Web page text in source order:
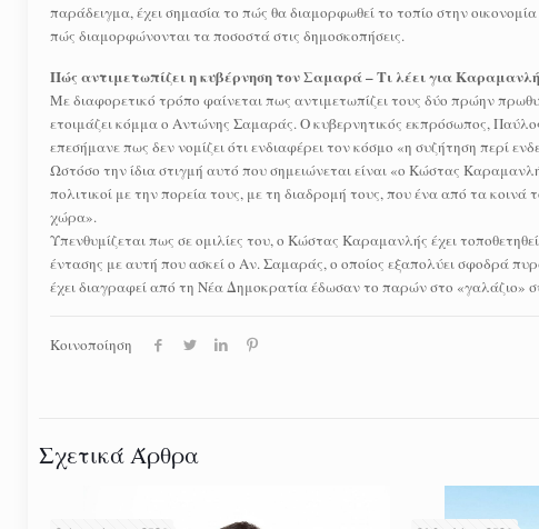
παράδειγμα, έχει σημασία το πώς θα διαμορφωθεί το τοπίο στην
πώς διαμορφώνονται τα ποσοστά στις δημοσκοπήσεις.
Πώς αντιμετωπίζει η κυβέρνηση τον Σαμαρά – Τι λέει για Καραμανλή
Με διαφορετικό τρόπο φαίνεται πως αντιμετωπίζει τους δύο πρώην
ετοιμάζει κόμμα ο Αντώνης Σαμαράς. Ο κυβερνητικός εκπρόσωπος,
επεσήμανε πως δεν νομίζει ότι ενδιαφέρει τον κόσμο «η συζήτηση περί
Ωστόσο την ίδια στιγμή αυτό που σημειώνεται είναι «ο Κώστας
πολιτικοί με την πορεία τους, με τη διαδρομή τους, που ένα από τα κοινά
χώρα».
Υπενθυμίζεται πως σε ομιλίες του, ο Κώστας Καραμανλής έχει
έντασης με αυτή που ασκεί ο Αν. Σαμαράς, ο οποίος εξαπολύει σφοδρά
έχει διαγραφεί από τη Νέα Δημοκρατία έδωσαν το παρών στο «γαλάζιο»
Κοινοποίηση
Σχετικά Άρθρα